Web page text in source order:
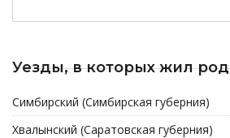
Уезды, в которых жил род
Симбирский (Симбирская губерния)
Хвалынский (Саратовская губерния)